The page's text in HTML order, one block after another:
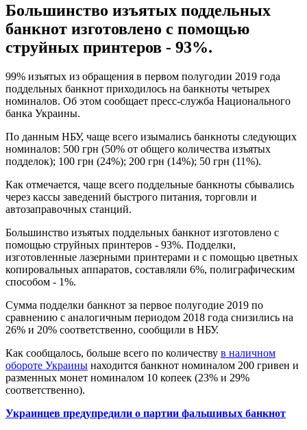
Большинство изъятых поддельных
банкнот изготовлено с помощью
струйных принтеров - 93%.
99% изъятых из обращения в первом полугодии 2019 года
поддельных банкнот приходилось на банкноты четырех
номиналов. Об этом сообщает пресс-служба Национального
банка Украины.
По данным НБУ, чаще всего изымались банкноты следующих
номиналов: 500 грн (50% от общего количества изъятых
подделок); 100 грн (24%); 200 грн (14%); 50 грн (11%).
Как отмечается, чаще всего поддельные банкноты сбывались
через кассы заведений быстрого питания, торговли и
автозаправочных станций.
Большинство изъятых поддельных банкнот изготовлено с
помощью струйных принтеров - 93%. Подделки,
изготовленные лазерными принтерами и с помощью цветных
копировальных аппаратов, составляли 6%, полиграфическим
способом - 1%.
Сумма подделки банкнот за первое полугодие 2019 по
сравнению с аналогичным периодом 2018 года снизились на
26% и 20% соответственно, сообщили в НБУ.
Как сообщалось, больше всего по количеству в наличном
обороте Украины находится банкнот номиналом 200 гривен и
разменных монет номиналом 10 копеек (23% и 29%
соответственно).
Украинцев предупредили о партии фальшивых банкнот